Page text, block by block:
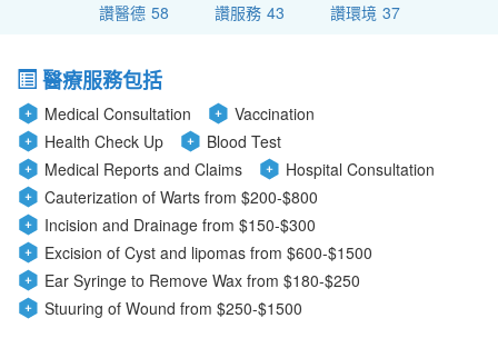
讚醫德 58 讚服務 43 讚環境 37
醫療服務包括
Medical Consultation
Vaccination
Health Check Up
Blood Test
Medical Reports and Claims
Hospital Consultation
Cauterization of Warts from $200-$800
Incision and Drainage from $150-$300
Excision of Cyst and lipomas from $600-$1500
Ear Syringe to Remove Wax from $180-$250
Stuuring of Wound from $250-$1500